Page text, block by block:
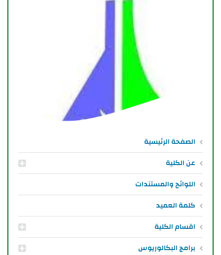
الصفحة الرئيسية
عن الكلية
اللوائح والمستندات
كلمة العميد
اقسام الكلية
برامج البكالوريوس